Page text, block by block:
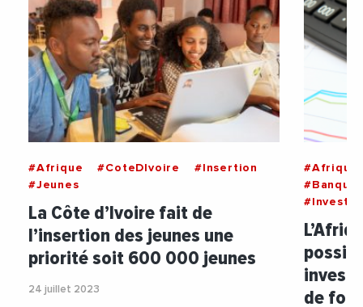
#Afrique #CoteDIvoire
#Insertion
#Jeunes
La Côte d’Ivoire fait de
l’insertion des jeunes une
priorité soit 600 000 jeunes
24 juillet 2023
#Afrique
de